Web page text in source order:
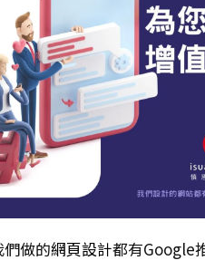
們做的網頁設計都有Google